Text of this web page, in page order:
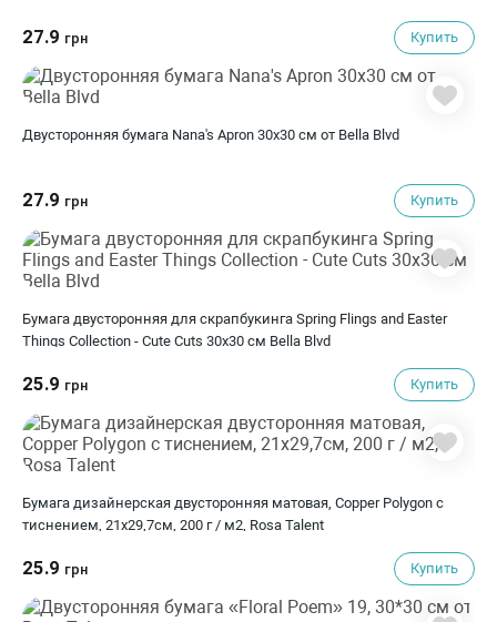
27.9 грн Купить
Двусторонняя бумага Nana's Apron 30х30 см от Bella Blvd
27.9 грн Купить
Бумага двусторонняя для скрапбукинга Spring Flings and Easter
Things Collection - Cute Cuts 30х30 см Bella Blvd
25.9 грн Купить
Бумага дизайнерская двусторонняя матовая, Copper Polygon с
тиснением, 21х29,7см, 200 г / м2, Rosa Talent
25.9 грн Купить